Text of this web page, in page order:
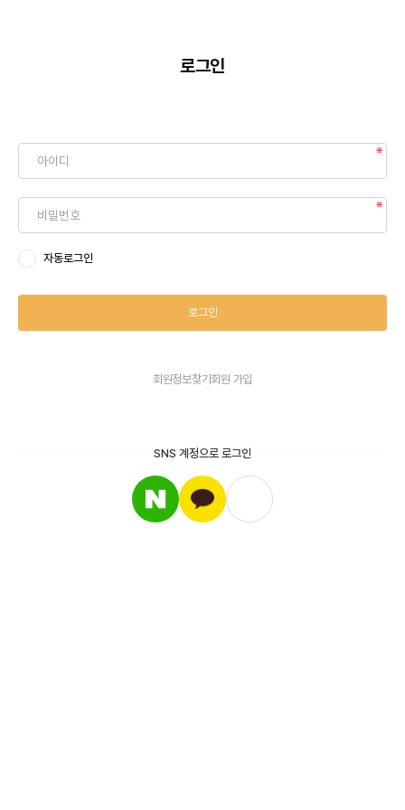
로그인
자동로그인
로그인
회원정보찾기 회원 가입
SNS 계정으로 로그인